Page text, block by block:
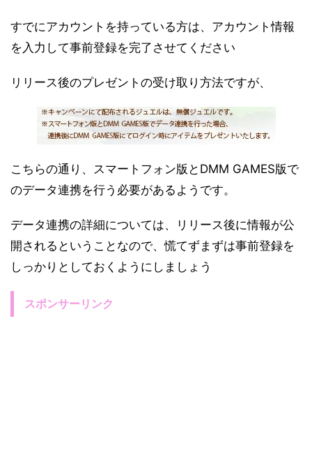
すでにアカウントを持っている方は、アカウント情報
を入力して事前登録を完了させてください
リリース後のプレゼントの受け取り方法ですが、
こちらの通り、スマートフォン版とDMM GAMES版で
のデータ連携を行う必要があるようです。
データ連携の詳細については、リリース後に情報が公
開されるということなので、慌てずまずは事前登録を
しっかりとしておくようにしましょう
スポンサーリンク